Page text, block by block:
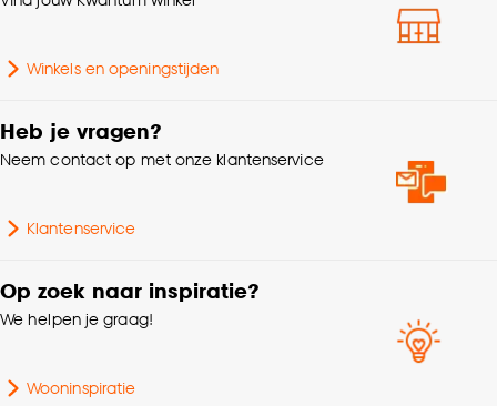
kan aanpassen, bekijk hiervoor onze
Winkels en openingstijden
Heb je vragen?
Neem contact op met onze klantenservice
Klantenservice
Op zoek naar inspiratie?
We helpen je graag!
Wooninspiratie